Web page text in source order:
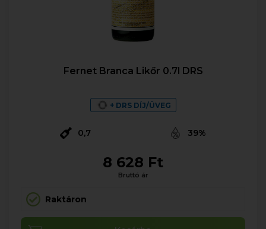
Fernet Branca Likőr 0.7l DRS
+ DRS DÍJ/ÜVEG
0,7 39%
8 628 Ft
Bruttó ár
Raktáron